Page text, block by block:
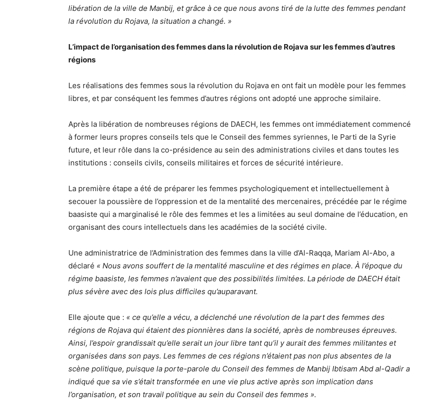
libération de la ville de Manbij, et grâce à ce que nous avons tiré de la lutte des femmes pendant
la révolution du Rojava, la situation a changé. »
L’impact de l’organisation des femmes dans la révolution de Rojava sur les femmes d’autres
régions
Les réalisations des femmes sous la révolution du Rojava en ont fait un modèle pour les femmes
libres, et par conséquent les femmes d’autres régions ont adopté une approche similaire.
Après la libération de nombreuses régions de DAECH, les femmes ont immédiatement commencé
à former leurs propres conseils tels que le Conseil des femmes syriennes, le Parti de la Syrie
future, et leur rôle dans la co-présidence au sein des administrations civiles et dans toutes les
institutions : conseils civils, conseils militaires et forces de sécurité intérieure.
La première étape a été de préparer les femmes psychologiquement et intellectuellement à
secouer la poussière de l’oppression et de la mentalité des mercenaires, précédée par le régime
baasiste qui a marginalisé le rôle des femmes et les a limitées au seul domaine de l’éducation, en
organisant des cours intellectuels dans les académies de la société civile.
Une administratrice de l’Administration des femmes dans la ville d’Al-Raqqa, Mariam Al-Abo, a
déclaré « Nous avons souffert de la mentalité masculine et des régimes en place. À l’époque du
régime baasiste, les femmes n’avaient que des possibilités limitées. La période de DAECH était
plus sévère avec des lois plus difficiles qu’auparavant.
Elle ajoute que : « ce qu’elle a vécu, a déclenché une révolution de la part des femmes des
régions de Rojava qui étaient des pionnières dans la société, après de nombreuses épreuves.
Ainsi, l’espoir grandissait qu’elle serait un jour libre tant qu’il y aurait des femmes militantes et
organisées dans son pays. Les femmes de ces régions n’étaient pas non plus absentes de la
scène politique, puisque la porte-parole du Conseil des femmes de Manbij Ibtisam Abd al-Qadir a
indiqué que sa vie s’était transformée en une vie plus active après son implication dans
l’organisation, et son travail politique au sein du Conseil des femmes ».